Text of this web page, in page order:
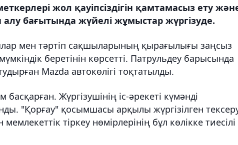
жол қауіпсіздігін қамтамасыз ету
бағытында жүйелі жұмыстар жүргізуде.
мен тәртіп сақшыларының қырағылығы заңсыз
беретінін көрсетті. Патрульдеу барысында
Mazda автокөлігі тоқтатылды.
Жүргізушінің іс-әрекеті күмәнді
"Қорғау" қосымшасы арқылы жүргізілген
тіркеу нөмірлерінің бұл көлікке тиесілі